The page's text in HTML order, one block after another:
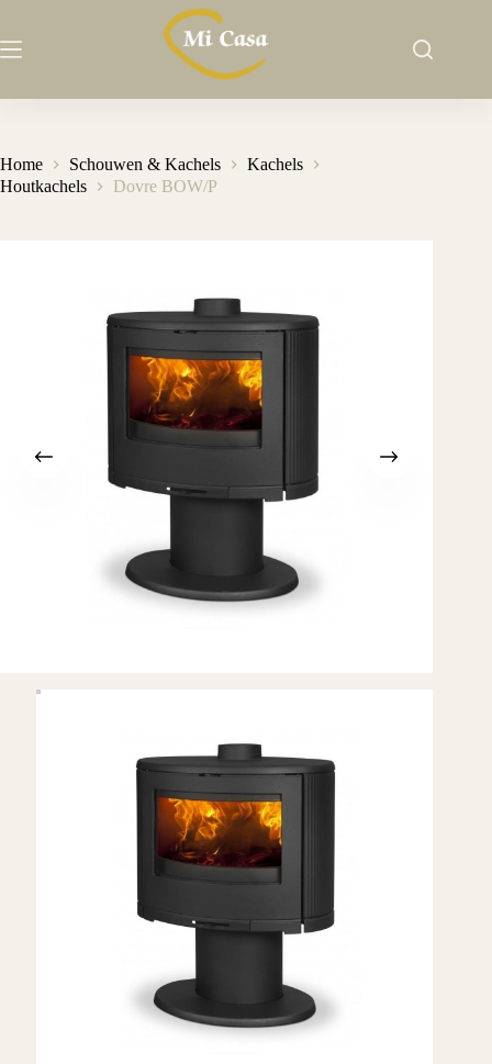
de
Home Schouwen & Kachels
Kachels
Houtkachels
Dovre BOW/P